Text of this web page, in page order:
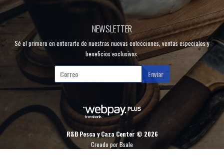
NEWSLETTER
Sé el primero en enterarte de nuestras nuevas colecciones, ventas especiales y
beneficios exclusivos.
Enviar
R&B Pesca y Caza Center © 2026
Creado porBsale